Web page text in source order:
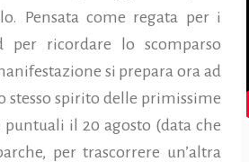
Pensata come regata per i
per ricordare lo scomparso
si prepara ora ad
spirito delle primissime
il 20 agosto (data che
per trascorrere un’altra